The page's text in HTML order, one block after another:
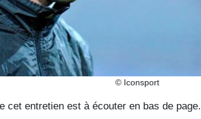
© Iconsport
cet entretien est à écouter en bas de page.